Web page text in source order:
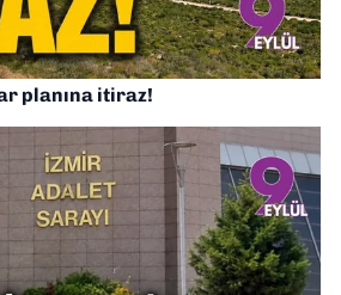
planına itiraz!